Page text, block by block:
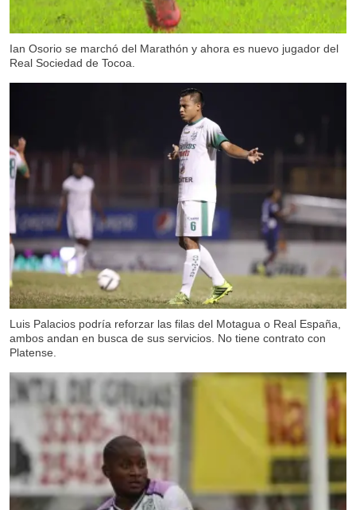
Ian Osorio se marchó del Marathón y ahora es nuevo jugador del
Real Sociedad de Tocoa.
Luis Palacios podría reforzar las filas del Motagua o Real España,
ambos andan en busca de sus servicios. No tiene contrato con
Platense.